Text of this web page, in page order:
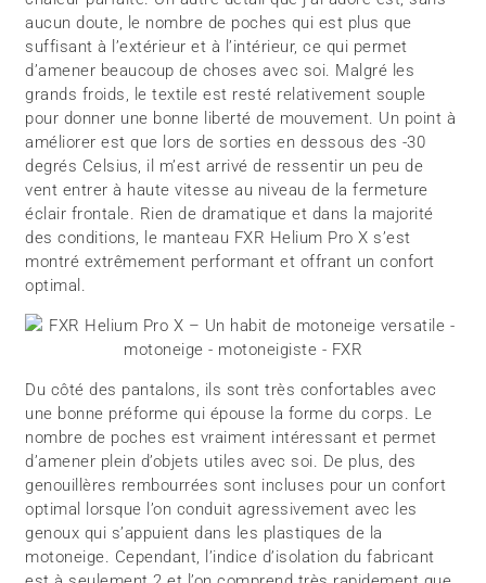
aucun doute, le nombre de poches qui est plus que
suffisant à l’extérieur et à l’intérieur, ce qui permet
d’amener beaucoup de choses avec soi. Malgré les
grands froids, le textile est resté relativement souple
pour donner une bonne liberté de mouvement. Un point à
améliorer est que lors de sorties en dessous des -30
degrés Celsius, il m’est arrivé de ressentir un peu de
vent entrer à haute vitesse au niveau de la fermeture
éclair frontale. Rien de dramatique et dans la majorité
des conditions, le manteau FXR Helium Pro X s’est
montré extrêmement performant et offrant un confort
optimal.
Du côté des pantalons, ils sont très confortables avec
une bonne préforme qui épouse la forme du corps. Le
nombre de poches est vraiment intéressant et permet
d’amener plein d’objets utiles avec soi. De plus, des
genouillères rembourrées sont incluses pour un confort
optimal lorsque l’on conduit agressivement avec les
genoux qui s’appuient dans les plastiques de la
motoneige. Cependant, l’indice d’isolation du fabricant